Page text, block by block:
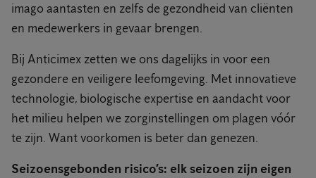
imago aantasten en zelfs de gezondheid van cliënten
en medewerkers in gevaar brengen.
Bij Anticimex zetten we ons dagelijks in voor een
gezondere en veiligere leefomgeving. Met innovatieve
technologie, biologische expertise en aandacht voor
het milieu helpen we zorginstellingen om plagen vóór
te zijn. Want voorkomen is beter dan genezen.
Seizoensgebonden risico’s: elk seizoen zijn eigen